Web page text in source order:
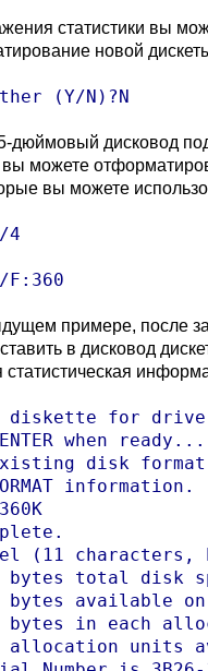
статистики вы
новой
(Y/N)?N
дюймовый дисковод
вы можете
вы можете
4
/F:360
примере, после
в дисковод
статистическая
diskette for drive
when ready...
disk
information.
(11 characters,
bytes total disk
bytes available
bytes in each
allocation units